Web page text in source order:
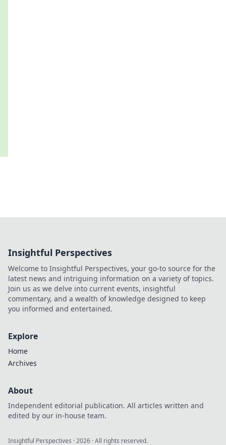
Insightful Perspectives
Welcome to Insightful Perspectives, your go-to source for the
latest news and intriguing information on a variety of topics.
Join us as we delve into current events, insightful
commentary, and a wealth of knowledge designed to keep
you informed and entertained.
Explore
Home
Archives
About
Independent editorial publication. All articles written and
edited by our in-house team.
Insightful Perspectives ·2026 · All rights reserved.